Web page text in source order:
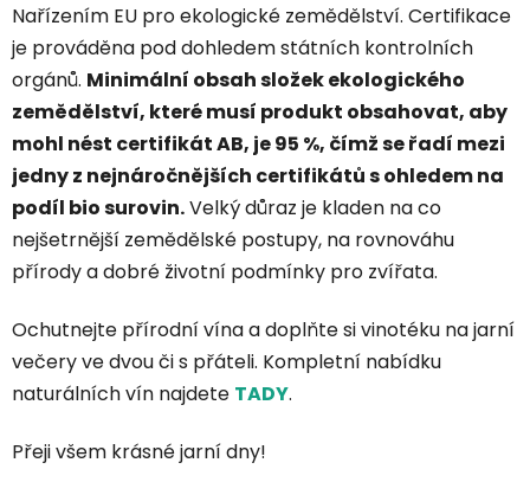
Nařízením EU pro ekologické zemědělství. Certifikace
je prováděna pod dohledem státních kontrolních
orgánů. Minimální obsah složek ekologického
zemědělství, které musí produkt obsahovat, aby
mohl nést certifikát AB, je 95 %, čímž se řadí mezi
jedny z nejnáročnějších certifikátů s ohledem na
podíl bio surovin.Velký důraz je kladen na co
nejšetrnější zemědělské postupy, na rovnováhu
přírody a dobré životní podmínky pro zvířata.
Ochutnejte přírodní vína a doplňte si vinotéku na jarní
večery ve dvou či s přáteli. Kompletní nabídku
naturálních vín najdete TADY.
Přeji všem krásné jarní dny!